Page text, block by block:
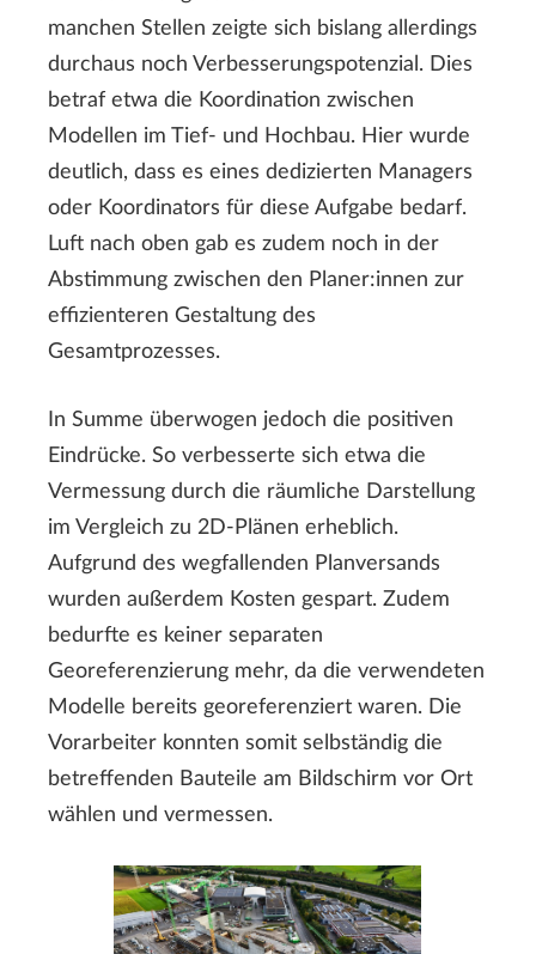
manchen Stellen zeigte sich bislang allerdings
durchaus noch Verbesserungspotenzial. Dies
betraf etwa die Koordination zwischen
Modellen im Tief- und Hochbau. Hier wurde
deutlich, dass es eines dedizierten Managers
oder Koordinators für diese Aufgabe bedarf.
Luft nach oben gab es zudem noch in der
Abstimmung zwischen den Planer:innen zur
effizienteren Gestaltung des
Gesamtprozesses.
In Summe überwogen jedoch die positiven
Eindrücke. So verbesserte sich etwa die
Vermessung durch die räumliche Darstellung
im Vergleich zu 2D-Plänen erheblich.
Aufgrund des wegfallenden Planversands
wurden außerdem Kosten gespart. Zudem
bedurfte es keiner separaten
Georeferenzierung mehr, da die verwendeten
Modelle bereits georeferenziert waren. Die
Vorarbeiter konnten somit selbständig die
betreffenden Bauteile am Bildschirm vor Ort
wählen und vermessen.